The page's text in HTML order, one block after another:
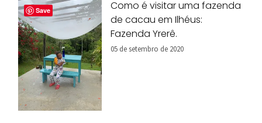
Como é visitar uma fazenda
de cacau em Ilhéus:
Fazenda Yrerê.
05 de setembro de 2020
Save